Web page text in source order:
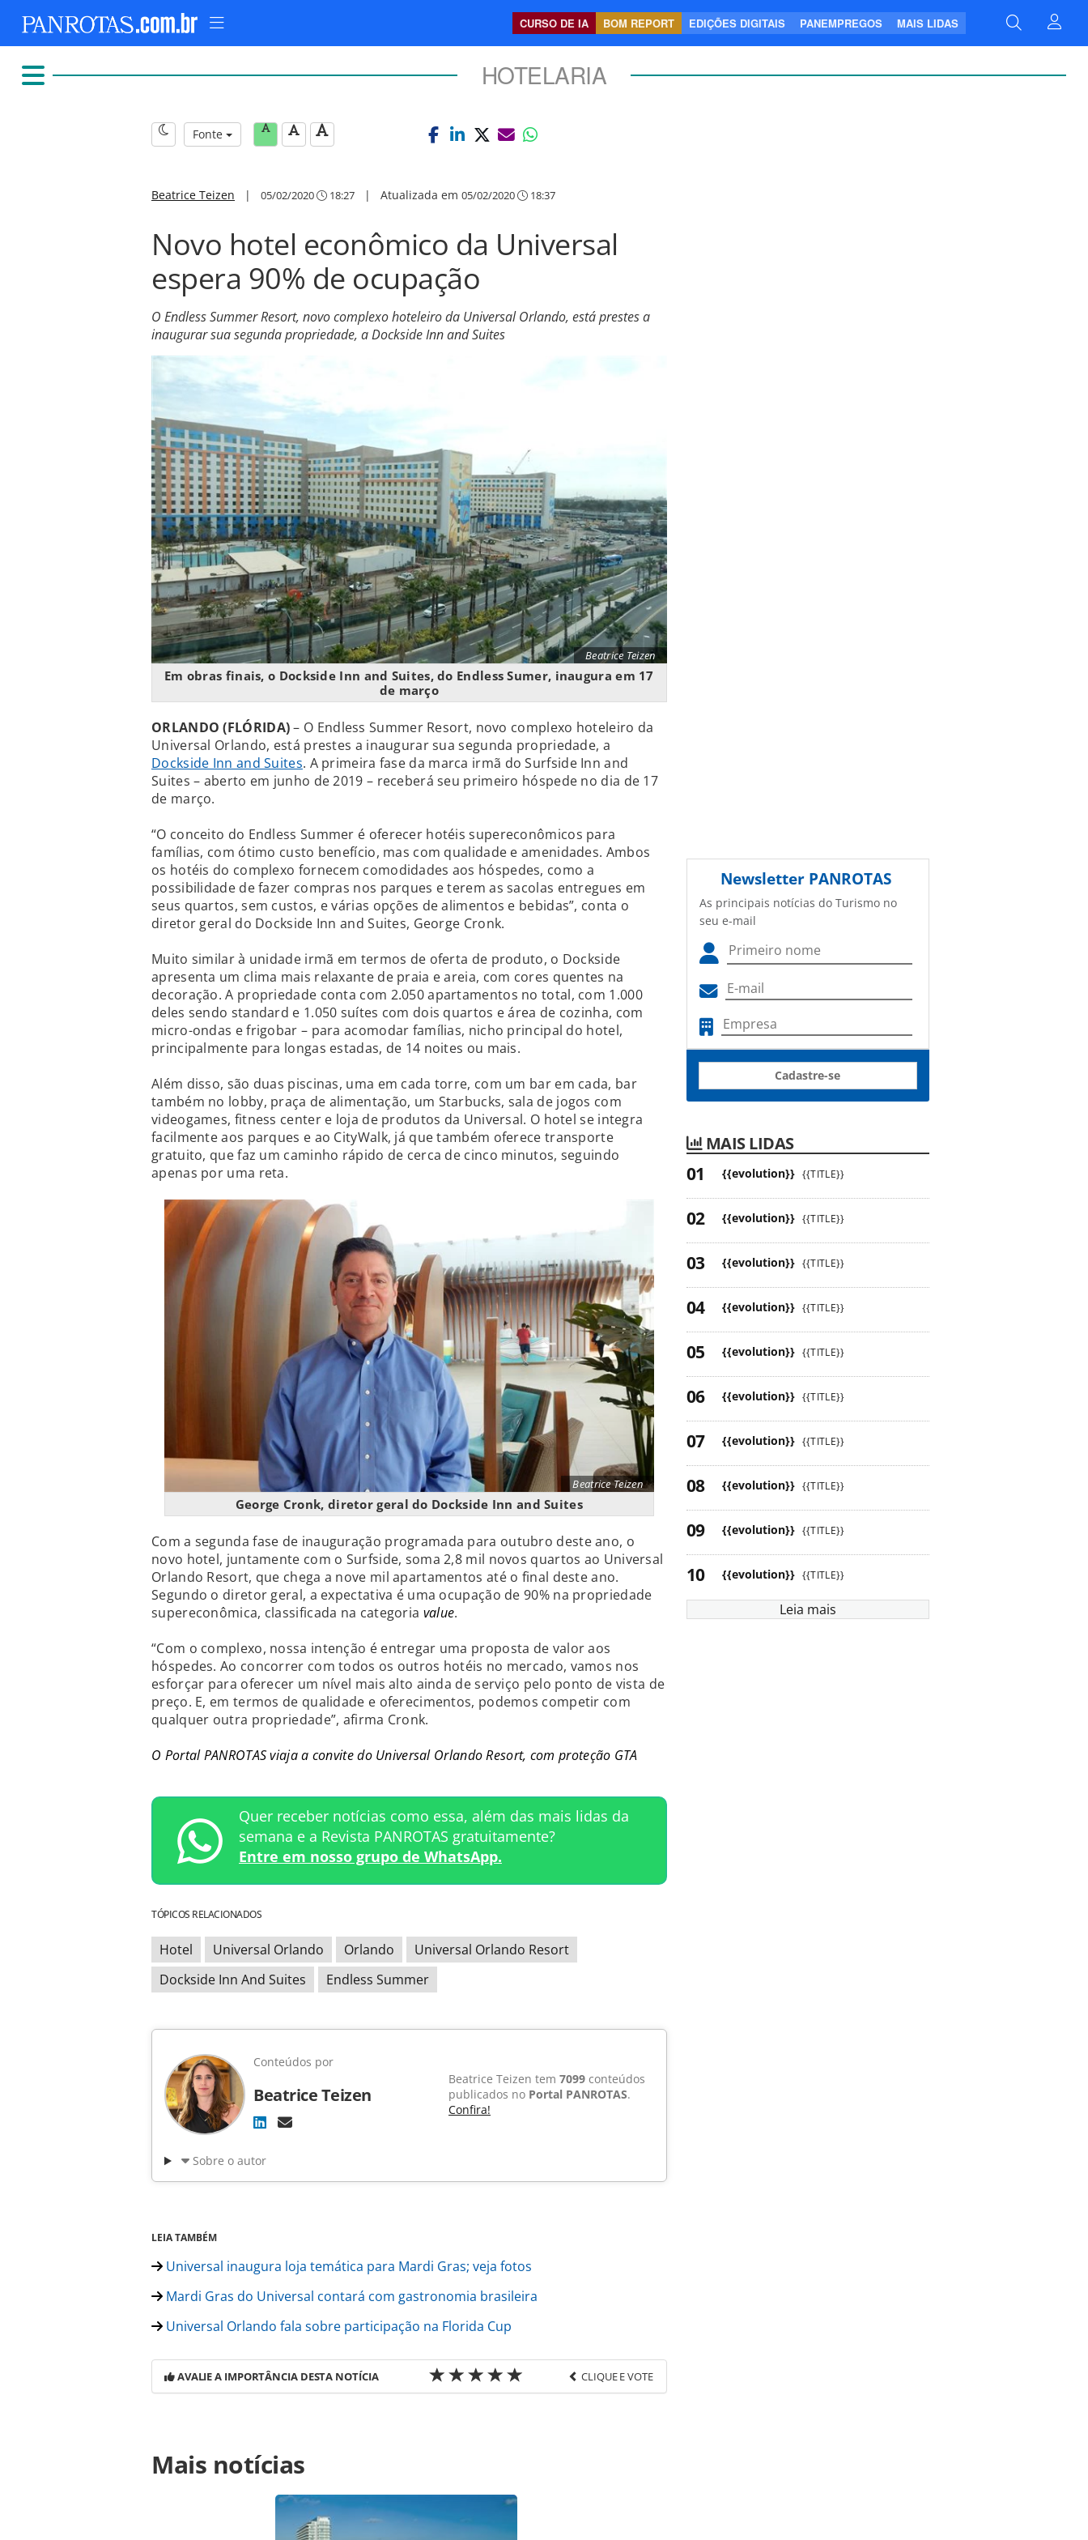
CURSO DE IA BOM REPORT EDIÇÕES DIGITAIS PANEMPREGOS MAIS LIDAS
HOTELARIA
Fonte
Beatrice Teizen | 05/02/2020 18:27 | Atualizada em 05/02/2020 18:37
Novo hotel econômico da Universal
espera 90% de ocupação
O Endless Summer Resort, novo complexo hoteleiro da Universal Orlando, está prestes a
inaugurar sua segunda propriedade, a Dockside Inn and Suites
Beatrice Teizen
Em obras finais, o Dockside Inn and Suites, do Endless Sumer, inaugura em 17
de março
ORLANDO (FLÓRIDA)– O Endless Summer Resort, novo complexo hoteleiro da
Universal Orlando, está prestes a inaugurar sua segunda propriedade, a
Dockside Inn and Suites. A primeira fase da marca irmã do Surfside Inn and
Suites – aberto em junho de 2019 – receberá seu primeiro hóspede no dia de 17
de março.
“O conceito do Endless Summer é oferecer hotéis supereconômicos para
famílias, com ótimo custo benefício, mas com qualidade e amenidades. Ambos
os hotéis do complexo fornecem comodidades aos hóspedes, como a
possibilidade de fazer compras nos parques e terem as sacolas entregues em
seus quartos, sem custos, e várias opções de alimentos e bebidas”, conta o
diretor geral do Dockside Inn and Suites, George Cronk.
Muito similar à unidade irmã em termos de oferta de produto, o Dockside
apresenta um clima mais relaxante de praia e areia, com cores quentes na
decoração. A propriedade conta com 2.050 apartamentos no total, com 1.000
deles sendo standard e 1.050 suítes com dois quartos e área de cozinha, com
micro-ondas e frigobar – para acomodar famílias, nicho principal do hotel,
principalmente para longas estadas, de 14 noites ou mais.
Além disso, são duas piscinas, uma em cada torre, com um bar em cada, bar
também no lobby, praça de alimentação, um Starbucks, sala de jogos com
videogames, fitness center e loja de produtos da Universal. O hotel se integra
facilmente aos parques e ao CityWalk, já que também oferece transporte
gratuito, que faz um caminho rápido de cerca de cinco minutos, seguindo
apenas por uma reta.
Beatrice Teizen
George Cronk, diretor geral do Dockside Inn and Suites
Com a segunda fase de inauguração programada para outubro deste ano, o
novo hotel, juntamente com o Surfside, soma 2,8 mil novos quartos ao Universal
Orlando Resort, que chega a nove mil apartamentos até o final deste ano.
Segundo o diretor geral, a expectativa é uma ocupação de 90% na propriedade
supereconômica, classificada na categoria value.
“Com o complexo, nossa intenção é entregar uma proposta de valor aos
hóspedes. Ao concorrer com todos os outros hotéis no mercado, vamos nos
esforçar para oferecer um nível mais alto ainda de serviço pelo ponto de vista de
preço. E, em termos de qualidade e oferecimentos, podemos competir com
qualquer outra propriedade”, afirma Cronk.
O Portal PANROTAS viaja a convite do Universal Orlando Resort, com proteção GTA
Quer receber notícias como essa, além das mais lidas da
semana e a Revista PANROTAS gratuitamente?
Entre em nosso grupo de WhatsApp.
TÓPICOS RELACIONADOS
Hotel Universal Orlando Orlando
Universal Orlando Resort
Dockside Inn And Suites
Endless Summer
Conteúdos por
Beatrice Teizen
Beatrice Teizen tem 7099 conteúdos
publicados no Portal PANROTAS.
Confira!
Sobre o autor
LEIA TAMBÉM
Universal inaugura loja temática para Mardi Gras; veja fotos
Mardi Gras do Universal contará com gastronomia brasileira
Universal Orlando fala sobre participação na Florida Cup
AVALIE A IMPORTÂNCIA DESTA NOTÍCIA CLIQUE E VOTE
https://www.panrotas.com.br/hotelaria/inauguracoes/2020/02/novo-hotel-economico-
da-universal-espera-90-de-ocupacao_170916.html ou as ferramentas oferecidas na
página. Todo o conteúdo produzido pela PANROTAS Editora é protegido pela legislação
brasileira sobre direito autoral. Não reproduza o conteúdo sem autorização da
PANROTAS Editora (copyright@panrotas.com.br).
Mais notícias
Newsletter PANROTAS
As principais notícias do Turismo no
seu e-mail
Cadastre-se
MAIS LIDAS
{{evolution}} {{TITLE}}
{{evolution}} {{TITLE}}
{{evolution}} {{TITLE}}
{{evolution}} {{TITLE}}
{{evolution}} {{TITLE}}
{{evolution}} {{TITLE}}
{{evolution}} {{TITLE}}
{{evolution}} {{TITLE}}
{{evolution}} {{TITLE}}
{{evolution}} {{TITLE}}
Leia mais